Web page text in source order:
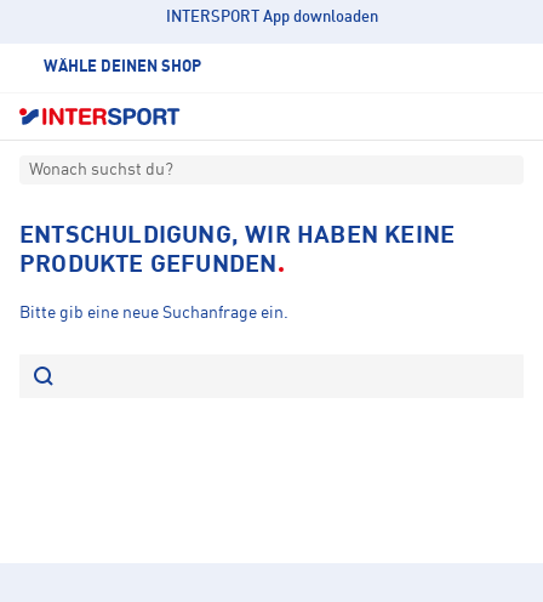
INTERSPORT App downloaden
WÄHLE DEINEN SHOP
Wonach suchst du?
ENTSCHULDIGUNG, WIR HABEN KEINE
PRODUKTE GEFUNDEN
Bitte gib eine neue Suchanfrage ein.